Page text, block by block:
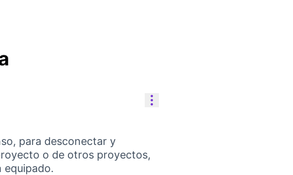
Controls de recursos
para desconectar y
o de otros proyectos,
equipado.